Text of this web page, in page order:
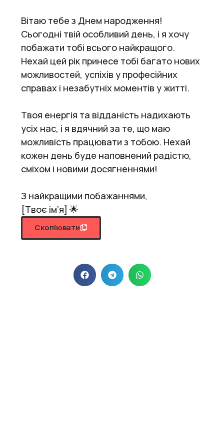
Вітаю тебе з Днем народження!
Сьогодні твій особливий день, і я хочу
побажати тобі всього найкращого.
Нехай цей рік принесе тобі багато нових
можливостей, успіхів у професійних
справах і незабутніх моментів у житті.
Твоя енергія та відданість надихають
усіх нас, і я вдячний за те, що маю
можливість працювати з тобою. Нехай
кожен день буде наповнений радістю,
сміхом і новими досягненнями!
З найкращими побажаннями,
[Твоє ім’я] 🌟
Скопіювати